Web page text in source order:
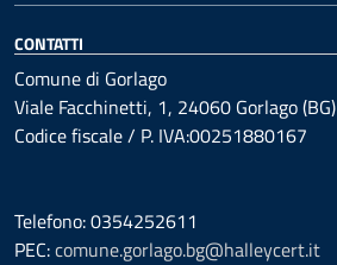
CONTATTI
Comune di Gorlago
Viale Facchinetti, 1, 24060 Gorlago (BG)
Codice fiscale / P. IVA:00251880167
Telefono: 0354252611
PEC:comune.gorlago.bg@halleycert.it